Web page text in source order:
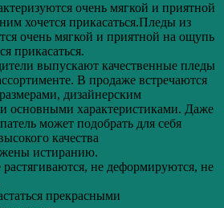
очень мягкой и приятной
хочется прикасаться.Пледы из
очень мягкой и приятной на ощупь
прикасаться.
выпускают качественные пледы
В продаже встречаются
дизайнерским
основными характеристиками. Даже
может подобрать для себя
качества
истиранию.
растягиваются, не деформируются, не
прекрасными